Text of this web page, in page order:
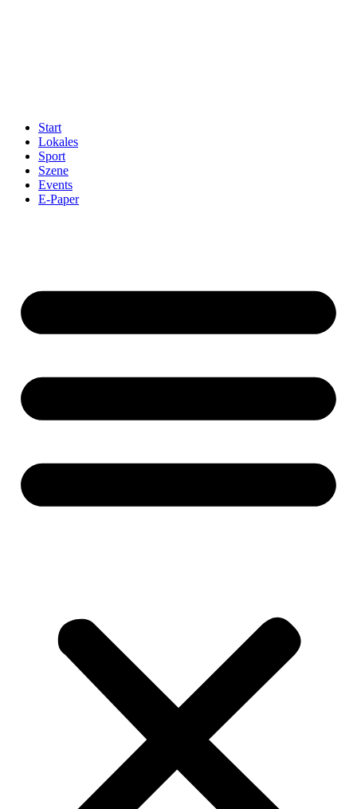
Start
Lokales
Sport
Szene
Events
E-Paper